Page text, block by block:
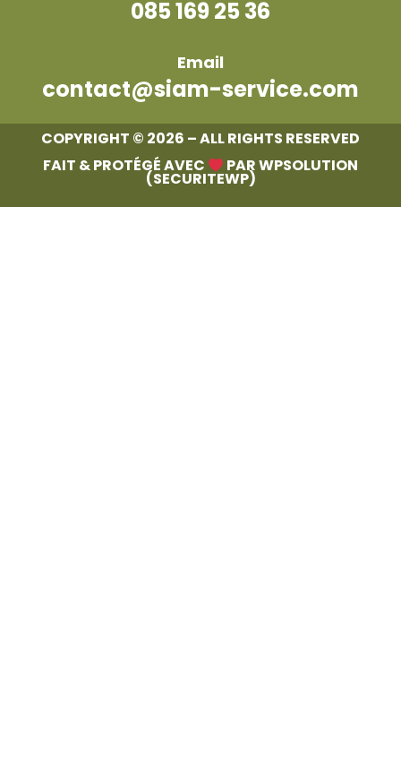
085 169 25 36
Email
contact@siam-service.com
COPYRIGHT © 2026 – ALL RIGHTS RESERVED
FAIT & PROTÉGÉ AVEC
PAR WPSOLUTION
(SECURITEWP)